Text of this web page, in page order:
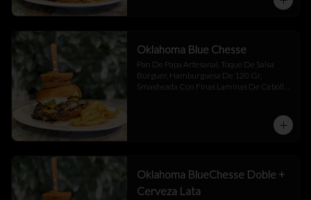
Oklahoma Blue Chesse
Pan De Papa Artesanal, Toque De Salsa
Búrguer, Hamburguesa De 120 Gr,
Smasheada Con Finas Laminas De Cebolla
Oklahoma BlueChesse Doble +
Cerveza Lata